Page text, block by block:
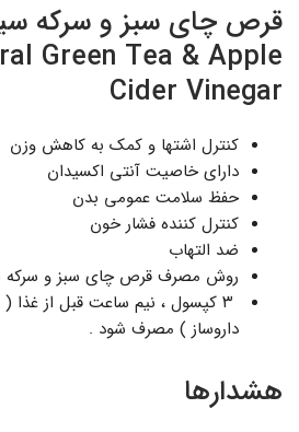
قرص چای سبز و سرکه
Green Tea & Apple
Cider Vinegar
کنترل اشتها و کمک به کاهش وزن
دارای خاصیت آنتی اکسیدان
حفظ سلامت عمومی بدن
کنترل کننده فشار خون
ضد التهاب
روش مصرف قرص چای سبز و سرکه
۳ کپسول ، نیم ساعت قبل از
داروساز ) مصرف شود .
هشدارها